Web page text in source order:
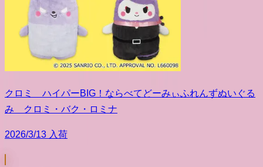
クロミ ハイパーBIG！ならべてどーみぃふれんずぬいぐる
み クロミ・バク・ロミナ
2026/3/13 入荷